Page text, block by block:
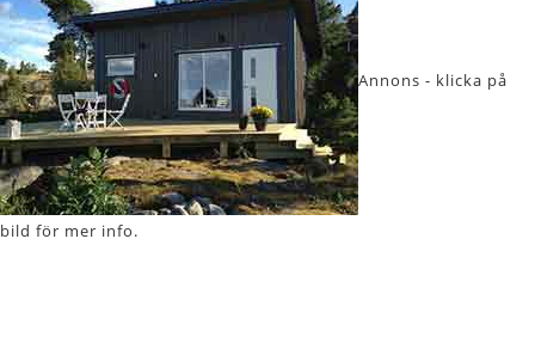
Annons - klicka på
bild för mer info.